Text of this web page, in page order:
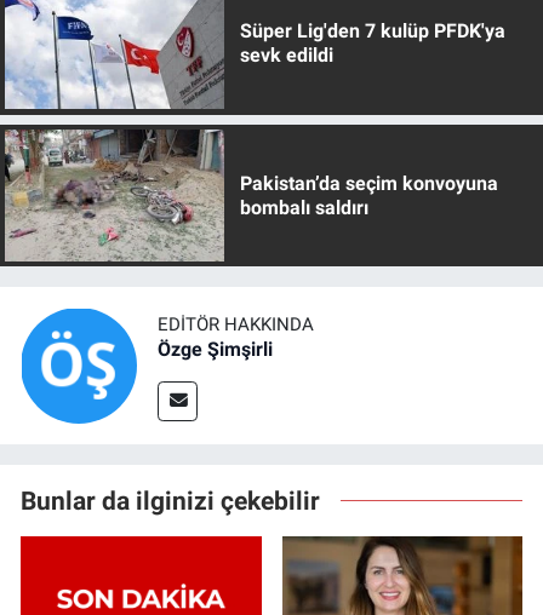
Süper Lig'den 7 kulüp PFDK'ya
sevk edildi
Pakistan’da seçim konvoyuna
bombalı saldırı
EDITÖR HAKKINDA
Özge Şimşirli
Bunlar da ilginizi çekebilir